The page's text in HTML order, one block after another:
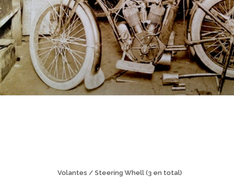
Volantes / Steering Whell (3 en total)